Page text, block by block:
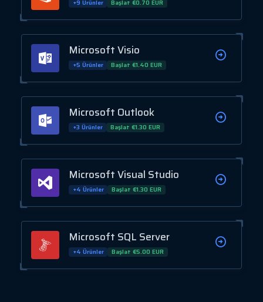
+9 Ürünler Başlat €0.70 EUR
Microsoft Visio
+5 Ürünler Başlat €1.40 EUR
Microsoft Outlook
+3 Ürünler Başlat €1.30 EUR
Microsoft Visual Studio
+4 Ürünler Başlat €1.30 EUR
Microsoft SQL Server
+4 Ürünler Başlat €5.00 EUR